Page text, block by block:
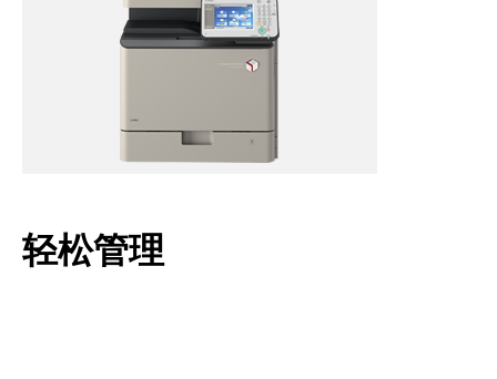
轻松管理